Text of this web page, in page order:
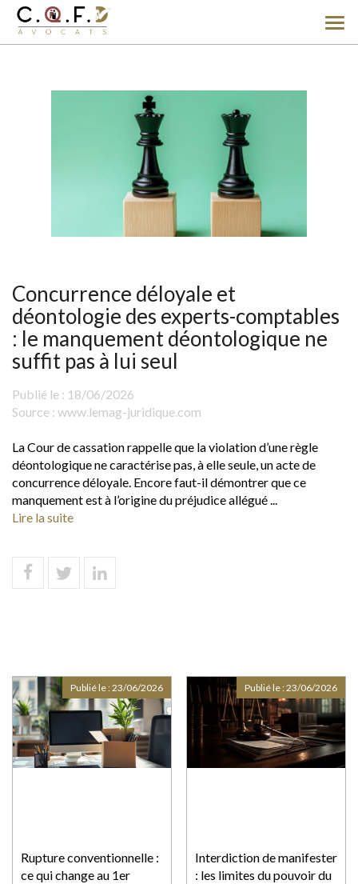
le
Concurrence déloyale et
déontologie des experts-comptables
: le manquement déontologique ne
suffit pas à lui seul
Publié le : 18/06/2026
Source : www.lemag-juridique.com
La Cour de cassation rappelle que la violation d’une règle
déontologique ne caractérise pas, à elle seule, un acte de
concurrence déloyale. Encore faut-il démontrer que ce
manquement est à l’origine du préjudice allégué ...
Lire la suite
Rupture conventionnelle :
ce qui change au 1er
Publié le :23/06/2026
Interdiction de manifester
: les limites du pouvoir du
Publié le :23/06/2026